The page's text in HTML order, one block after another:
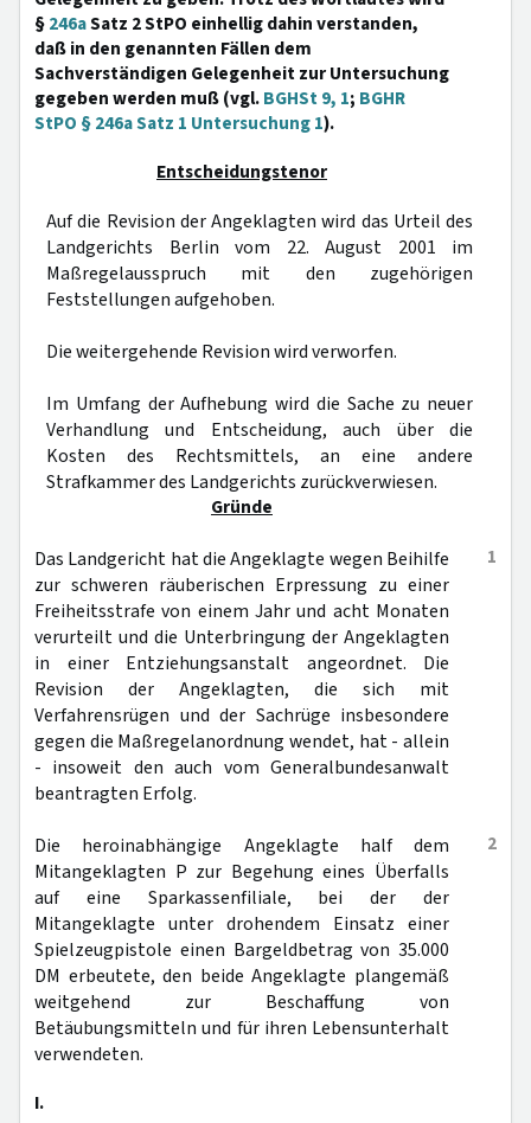
§246aSatz 2 StPO einhellig dahin verstanden,
daß in den genannten Fällen dem
Sachverständigen Gelegenheit zur Untersuchung
gegeben werden muß (vgl.BGHSt 9, 1; BGHR
StPO § 246a Satz 1 Untersuchung 1).
Entscheidungstenor
Auf die Revision der Angeklagten wird das Urteil des
Landgerichts Berlin vom 22. August 2001 im
Maßregelausspruch mit den zugehörigen
Feststellungen aufgehoben.
Die weitergehende Revision wird verworfen.
Im Umfang der Aufhebung wird die Sache zu neuer
Verhandlung und Entscheidung, auch über die
Kosten des Rechtsmittels, an eine andere
Strafkammer des Landgerichts zurückverwiesen.
Gründe
1
Das Landgericht hat die Angeklagte wegen Beihilfe
zur schweren räuberischen Erpressung zu einer
Freiheitsstrafe von einem Jahr und acht Monaten
verurteilt und die Unterbringung der Angeklagten
in einer Entziehungsanstalt angeordnet. Die
Revision der Angeklagten, die sich mit
Verfahrensrügen und der Sachrüge insbesondere
gegen die Maßregelanordnung wendet, hat - allein
- insoweit den auch vom Generalbundesanwalt
beantragten Erfolg.
2
Die heroinabhängige Angeklagte half dem
Mitangeklagten P zur Begehung eines Überfalls
auf eine Sparkassenfiliale, bei der der
Mitangeklagte unter drohendem Einsatz einer
Spielzeugpistole einen Bargeldbetrag von 35.000
DM erbeutete, den beide Angeklagte plangemäß
weitgehend zur Beschaffung von
Betäubungsmitteln und für ihren Lebensunterhalt
verwendeten.
I.